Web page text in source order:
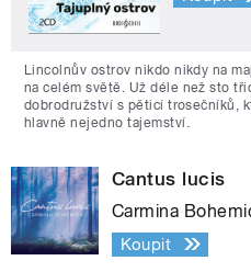
Lincolnův ostrov nikdo nikdy na
na celém světě. Už déle než sto
dobrodružství s pěticí trosečníků,
hlavně nejedno tajemství.
Cantus lucis
Carmina
Koupit